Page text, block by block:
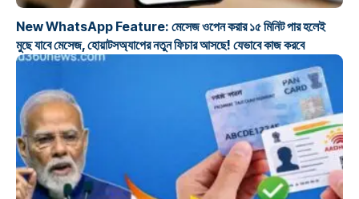
New WhatsApp Feature: মেসেজ ওপেন করার ১৫ মিনিট পার হলেই
মুছে যাবে মেসেজ, হোয়াটসঅ্যাপের নতুন ফিচার আসছে! যেভাবে কাজ করবে